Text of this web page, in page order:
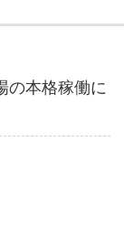
の本格稼働に